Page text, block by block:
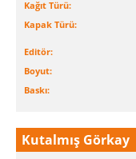
Kağıt Türü:
Kapak Türü:
Editör:
Boyut:
Baskı:
Kutalmış Görkay